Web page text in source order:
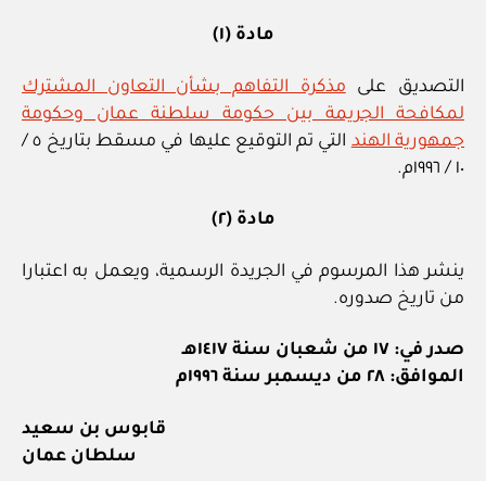
مادة (١)
التصديق على مذكرة التفاهم بشأن التعاون المشترك
لمكافحة الجريمة بين حكومة سلطنة عمان وحكومة
جمهورية الهند
التي تم التوقيع عليها في مسقط بتاريخ ٥ /
١٠ / ١٩٩٦م.
مادة (٢)
ينشر هذا المرسوم في الجريدة الرسمية، ويعمل به اعتبارا
من تاريخ صدوره.
صدر في: ١٧ من شعبان سنة ١٤١٧هـ
الموافق: ٢٨ من ديسمبر سنة ١٩٩٦م
قابوس بن سعيد
سلطان عمان